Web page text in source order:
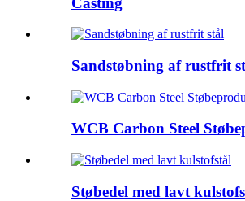
Sandstøbning af rustfrit
WCB Carbon Steel
Støbedel med lavt